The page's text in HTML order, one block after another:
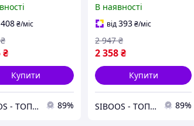
(L)
408₴/міс
₴
₴
Купити
SIBOOS - ТОПові товари за класними цінами :) 89%
В наявності
від393₴/міс
2 358₴
2 947 ₴
Купити
SIBOOS - ТОПові товари за класними цінами :) 89%